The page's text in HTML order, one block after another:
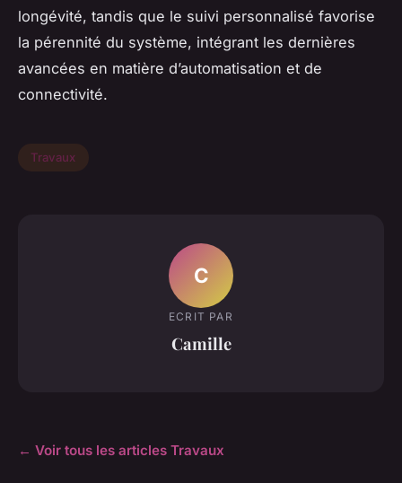
longévité, tandis que le suivi personnalisé favorise
la pérennité du système, intégrant les dernières
avancées en matière d’automatisation et de
connectivité.
Travaux
C
ECRIT PAR
Camille
← Voir tous les articles Travaux